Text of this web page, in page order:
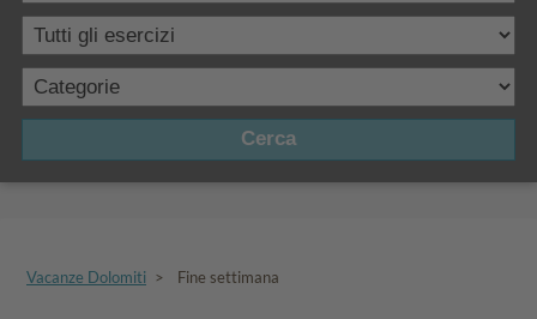
Cerca
Vacanze Dolomiti > Fine settimana